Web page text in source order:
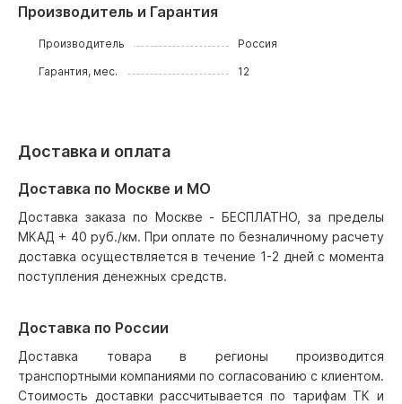
Производитель и Гарантия
Производитель Россия
Гарантия, мес. 12
Доставка и оплата
Доставка по Москве и МО
Доставка заказа по Москве - БЕСПЛАТНО, за пределы
МКАД + 40 руб./км. При оплате по безналичному расчету
доставка осуществляется в течение 1-2 дней с момента
поступления денежных средств.
Доставка по России
Доставка товара в регионы производится
транспортными компаниями по согласованию с клиентом.
Стоимость доставки рассчитывается по тарифам ТК и